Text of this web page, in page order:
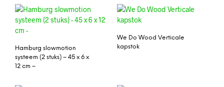
Hamburg slowmotion
systeem (2 stuks) – 45 x 6 x
12 cm –
We Do Wood Verticale
kapstok